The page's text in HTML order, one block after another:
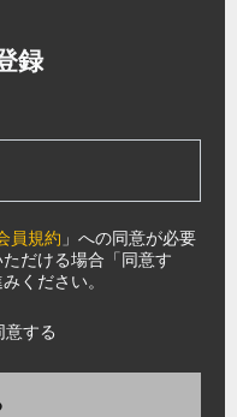
録
員規約 」への同意が必要
だける場合「同意す
ください。
意する